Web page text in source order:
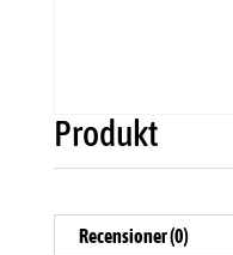
Produkt
Recensioner (0)